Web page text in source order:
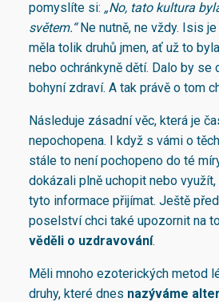
pomyslíte si: „No, tato kultura
světem.“Ne nutně, ne vždy. Isis
měla tolik druhů jmen, ať už to
nebo ochránkyně dětí. Dalo by se
bohyní zdraví. A tak právě o tom
Následuje zásadní věc, která je
nepochopena. I když s vámi o
stále to není pochopeno do té
dokázali plně uchopit nebo
tyto informace přijímat. Ještě
poselství chci také upozornit na
věděli o uzdravování.
Měli mnoho ezoterických metod
druhy, které dnes nazýváme